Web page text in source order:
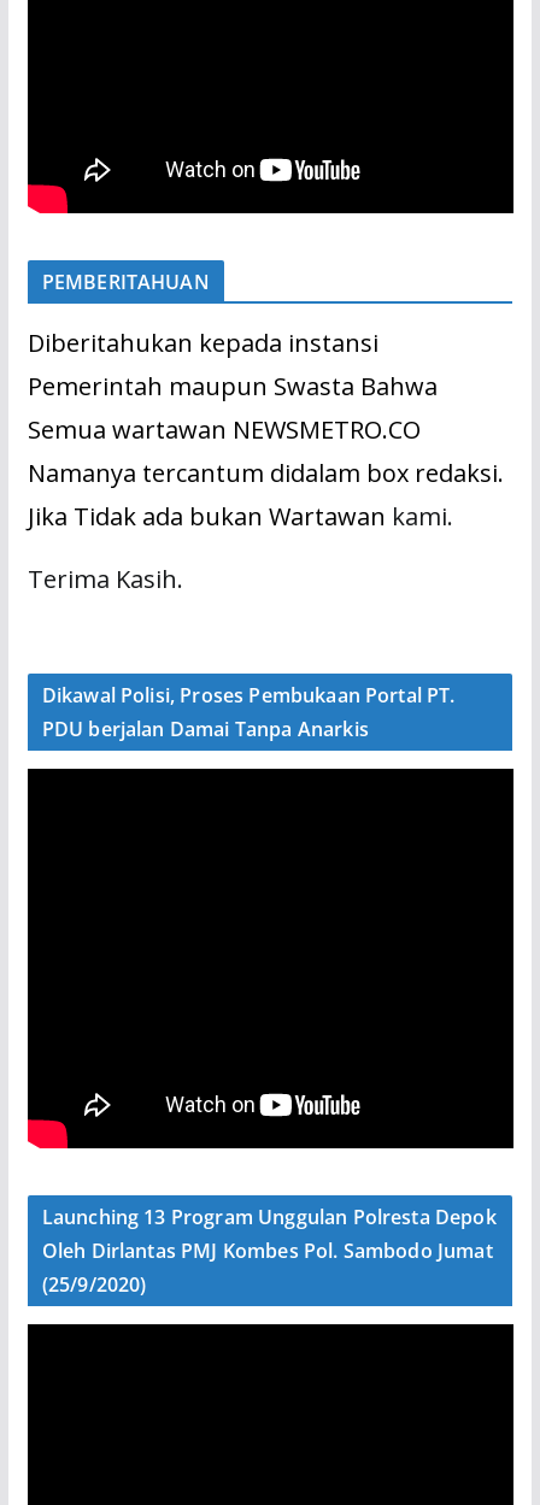
PEMBERITAHUAN
Diberitahukan kepada instansi
Pemerintah maupun Swasta Bahwa
Semua wartawan NEWSMETRO.CO
Namanya tercantum didalam box redaksi.
Jika Tidak ada bukan Wartawan kami.
Terima Kasih.
Dikawal Polisi, Proses Pembukaan Portal PT.
PDU berjalan Damai Tanpa Anarkis
Launching 13 Program Unggulan Polresta Depok
Oleh Dirlantas PMJ Kombes Pol. Sambodo Jumat
(25/9/2020)